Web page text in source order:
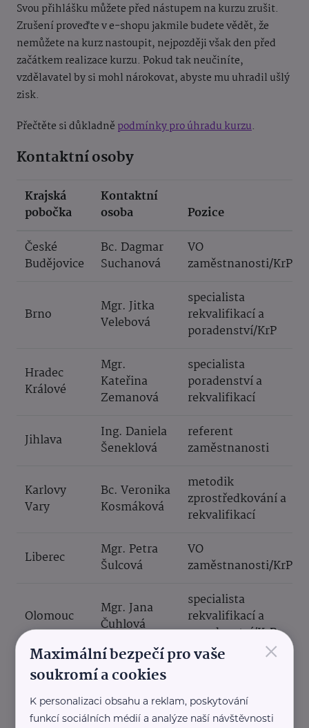
Svou přihlášku můžete před nástupem na kurzu zrušit.
Zrušení proveďte v e-shopu jakmile budete vědět, že
nemůžete na kurz nastoupit, nejpozději však den před
začátkem realizace kurzu. Pokud tak neučiníte,
vzdělavatel by si mohl nárokovat, abyste mu uhradil ušlý
zisk.
Přečtěte si důkladně podmínky pro úhradu kurzu.
Kontaktní osoby
Krajská
pobočka
Kontaktní
osoba
Pozice
České
Budějovice
Bc. Dagmar
Suchanová
VO
zaměstnanosti/KrP
Brno
Mgr. Jitka
Velebová
specialista
rekvalifikací a
poradenství/KrP
Hradec
Králové
Mgr.
Kateřina
Zemanová
specialista
poradenství a
rekvalifikací
Jihlava
Ing. Daniela
Šeneklová
referent
zaměstnanosti
Karlovy
Vary
Bc. Veronika
Kosmáková
metodik
zprostředkování a
rekvalifikací
Liberec
Mgr. Petra
Šulcová
VO
zaměstnanosti/KrP
Olomouc
Mgr. Jana
Čuhlová
specialista
rekvalifikací a
poradenství/KrP
Ostrava
Bc. Petr
poradenství/KrP
×
Maximální bezpečí pro vaše
soukromí a cookies
K personalizaci obsahu a reklam, poskytování
funkcí sociálních médií a analýze naší návštěvnosti